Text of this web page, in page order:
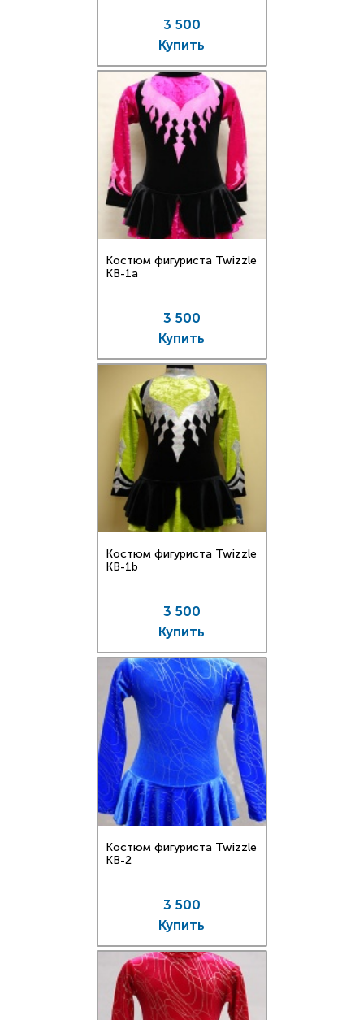
3 500
Купить
Костюм фигуриста Twizzle
KB-1a
3 500
Купить
Костюм фигуриста Twizzle
KB-1b
3 500
Купить
Костюм фигуриста Twizzle
KB-2
3 500
Купить